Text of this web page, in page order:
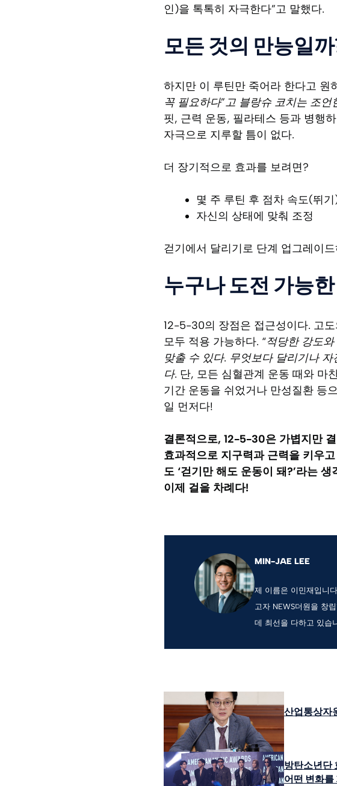
인)을 톡톡히 자극한다”고 말했다.
모든 것의 만능일
하지만 이 루틴만 죽어라 한다고 원
꼭 필요하다”고 블랑슈 코치는 조언
핏, 근력 운동, 필라테스 등과 병행
자극으로 지루할 틈이 없다.
더 장기적으로 효과를 보려면?
몇 주 루틴 후 점차 속도(뛰
자신의 상태에 맞춰 조정
걷기에서 달리기로 단계 업그레이
누구나 도전 가능
12-5-30의 장점은 접근성이다. 고
모두 적용 가능하다. “적당한 강도
맞출 수 있다. 무엇보다 달리기나
다. 단, 모든 심혈관계 운동 때와 마
기간 운동을 쉬었거나 만성질환 등
일 먼저다!
결론적으로, 12-5-30은 가볍지만
효과적으로 지구력과 근력을 키우
도 ‘걷기만 해도 운동이 돼?’라는
이제 걸을 차례다!
MIN-JAE LEE
제 이름은 이민재입니
고자 NEWS더원을 창
데 최선을 다하고 있습
산업통상자
방탄소년단
어떤 변화를